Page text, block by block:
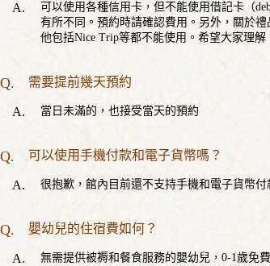
可以使用各種信用卡，但不能使用借記卡（
有所不同。預約時請確認費用。另外，關於禮
他包括Nice Trip等都不能使用。希望大家理解
需要提前幾天預約
當日未滿的，也接受當天的預約
可以使用手機付款和電子貨幣嗎？
很抱歉，館內目前還不支持手機和電子貨幣付
嬰幼兒的住宿費如何？
無需提供被褥和餐食服務的嬰幼兒，0-1歲免